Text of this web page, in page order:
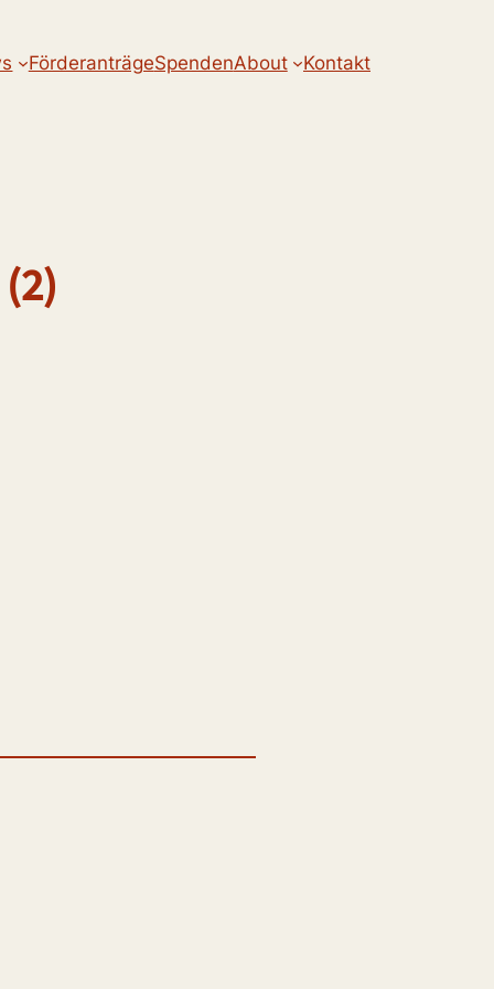
FörderanträgeSpendenAbout Kontakt